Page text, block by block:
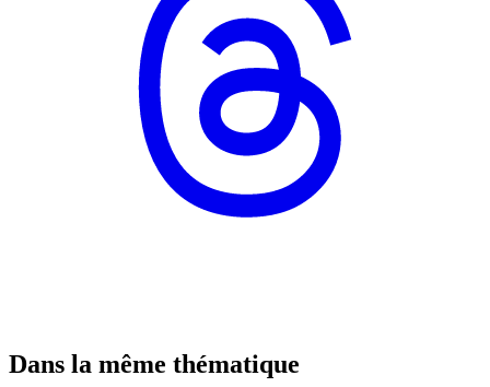
Dans la même thématique